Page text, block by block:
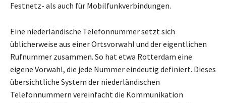
Festnetz- als auch für Mobilfunkverbindungen.
Eine niederländische Telefonnummer setzt sich
üblicherweise aus einer Ortsvorwahl und der eigentlichen
Rufnummer zusammen. So hat etwa Rotterdam eine
eigene Vorwahl, die jede Nummer eindeutig definiert. Dieses
übersichtliche System der niederländischen
Telefonnummern vereinfacht die Kommunikation